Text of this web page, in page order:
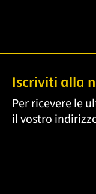
Iscriviti alla
Per ricevere le
il vostro